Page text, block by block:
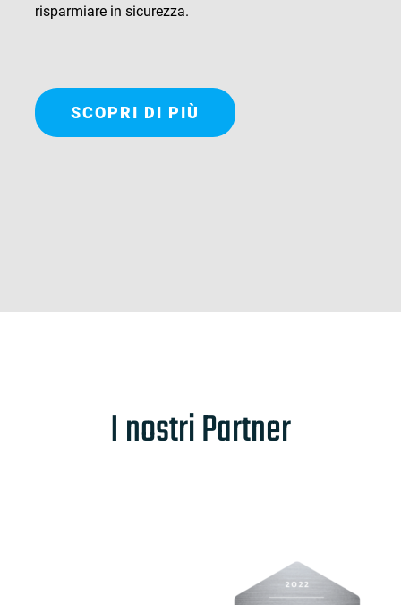
risparmiare in sicurezza.
SCOPRI DI PIÙ
I nostri Partner